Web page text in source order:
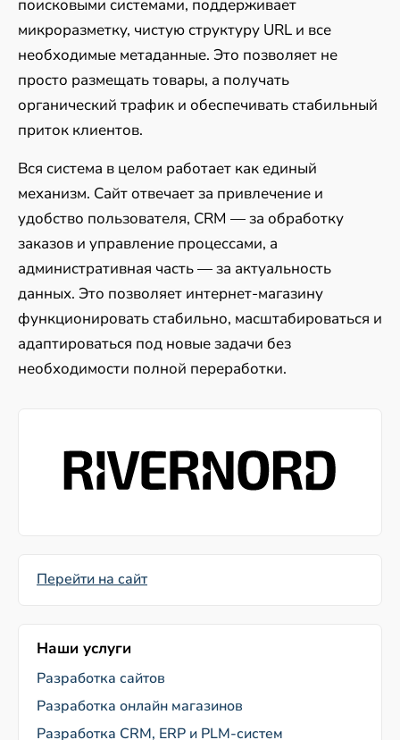
поисковыми системами, поддерживает
микроразметку, чистую структуру URL и все
необходимые метаданные. Это позволяет не
просто размещать товары, а получать
органический трафик и обеспечивать стабильный
приток клиентов.
Вся система в целом работает как единый
механизм. Сайт отвечает за привлечение и
удобство пользователя, CRM — за обработку
заказов и управление процессами, а
административная часть — за актуальность
данных. Это позволяет интернет-магазину
функционировать стабильно, масштабироваться и
адаптироваться под новые задачи без
необходимости полной переработки.
Перейти на сайт
Наши услуги
Разработка сайтов
Разработка онлайн магазинов
Разработка CRM, ERP и PLM-систем